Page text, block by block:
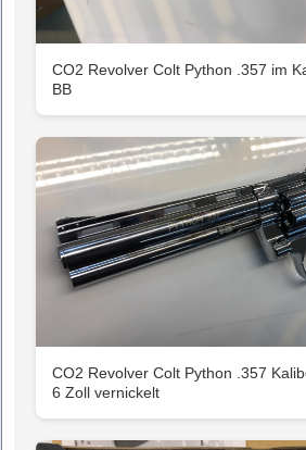
CO2 Revolver Colt Python .357 im
BB
CO2 Revolver Colt Python .357
6 Zoll vernickelt